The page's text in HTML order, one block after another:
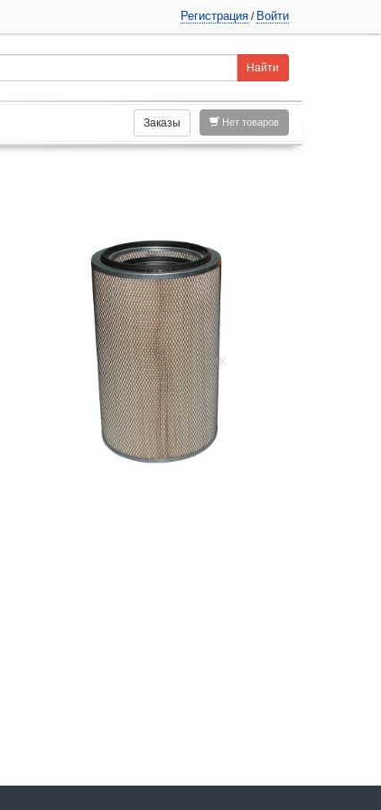
Регистрация / Войти
Нет товаров
Заказы